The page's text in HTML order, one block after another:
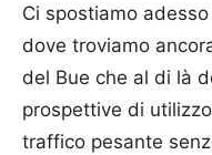
Ci spostiamo
dove troviamo
del Bue che al di là
prospettive di
traffico pesante